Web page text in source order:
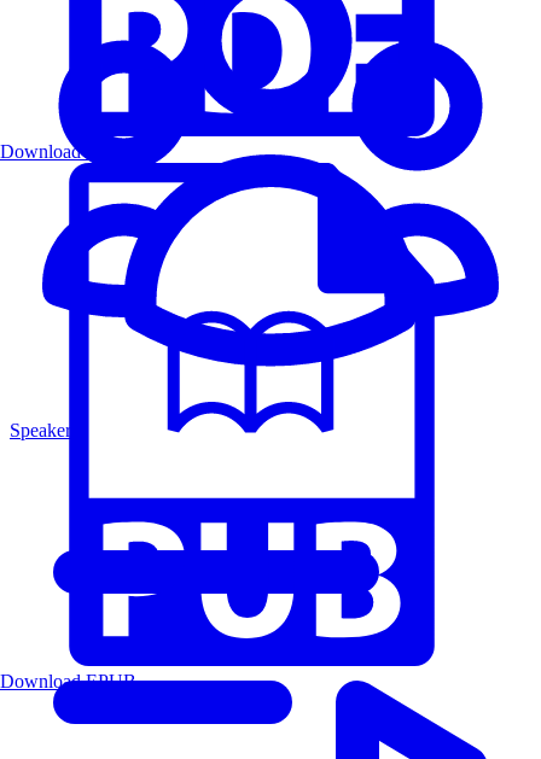
Speakers
Download PDF
Download EPUB